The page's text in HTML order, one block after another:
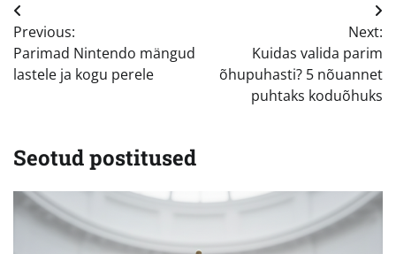
Navigeerimine
Previous:
Parimad Nintendo mängud
lastele ja kogu perele
Next:
Kuidas valida parim
õhupuhasti? 5 nõuannet
puhtaks koduõhuks
Seotud postitused